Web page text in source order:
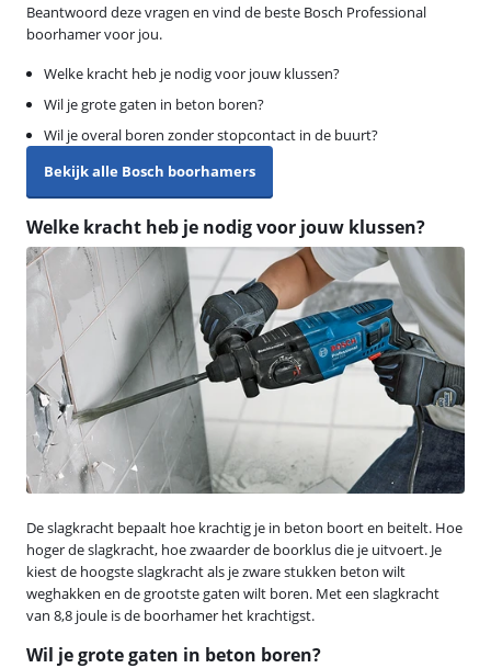
Beantwoord deze vragen en vind de beste Bosch Professional
boorhamer voor jou.
Welke kracht heb je nodig voor jouw klussen?
Wil je grote gaten in beton boren?
Wil je overal boren zonder stopcontact in de buurt?
Bekijk alle Bosch boorhamers
Welke kracht heb je nodig voor jouw klussen?
De slagkracht bepaalt hoe krachtig je in beton boort en beitelt. Hoe
hoger de slagkracht, hoe zwaarder de boorklus die je uitvoert. Je
kiest de hoogste slagkracht als je zware stukken beton wilt
weghakken en de grootste gaten wilt boren. Met een slagkracht
van 8,8 joule is de boorhamer het krachtigst.
Wil je grote gaten in beton boren?